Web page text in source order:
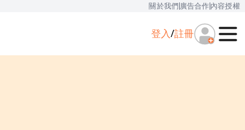
關於我們廣告合作內容授權
登入/註冊